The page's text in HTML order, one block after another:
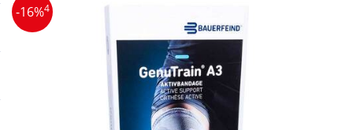
Aktuelle Coupons
Arzneimittel
-16%4